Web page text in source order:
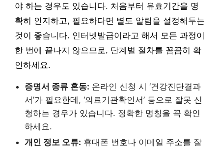
야 하는 경우도 있습니다. 처음부터 유효기간을 명
확히 인지하고, 필요하다면 별도 알림을 설정해두는
것이 좋습니다. 인터넷발급이라고 해서 모든 과정이
한 번에 끝나지 않으므로, 단계별 절차를 꼼꼼히 확
인하세요.
증명서 종류 혼동: 온라인 신청 시 ‘건강진단결과
서’가 필요한데, ‘의료기관확인서’ 등으로 잘못 신
청하는 경우가 있습니다. 정확한 명칭을 꼭 확인
하세요.
개인 정보 오류: 휴대폰 번호나 이메일 주소를 잘